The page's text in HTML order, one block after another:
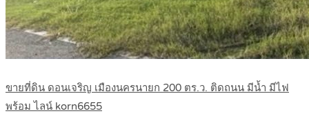
ขายที่ดิน ดอนเจริญ เมืองนครนายก 200 ตร.ว. ติดถนน มีน้ำ มีไฟ
พร้อม ไลน์ korn6655